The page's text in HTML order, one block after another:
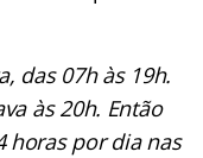
das 07h às 19h.
às 20h. Então
horas por dia nas